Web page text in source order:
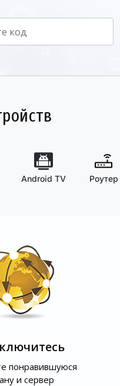
Android TV Роутер
понравившуюся
и сервер